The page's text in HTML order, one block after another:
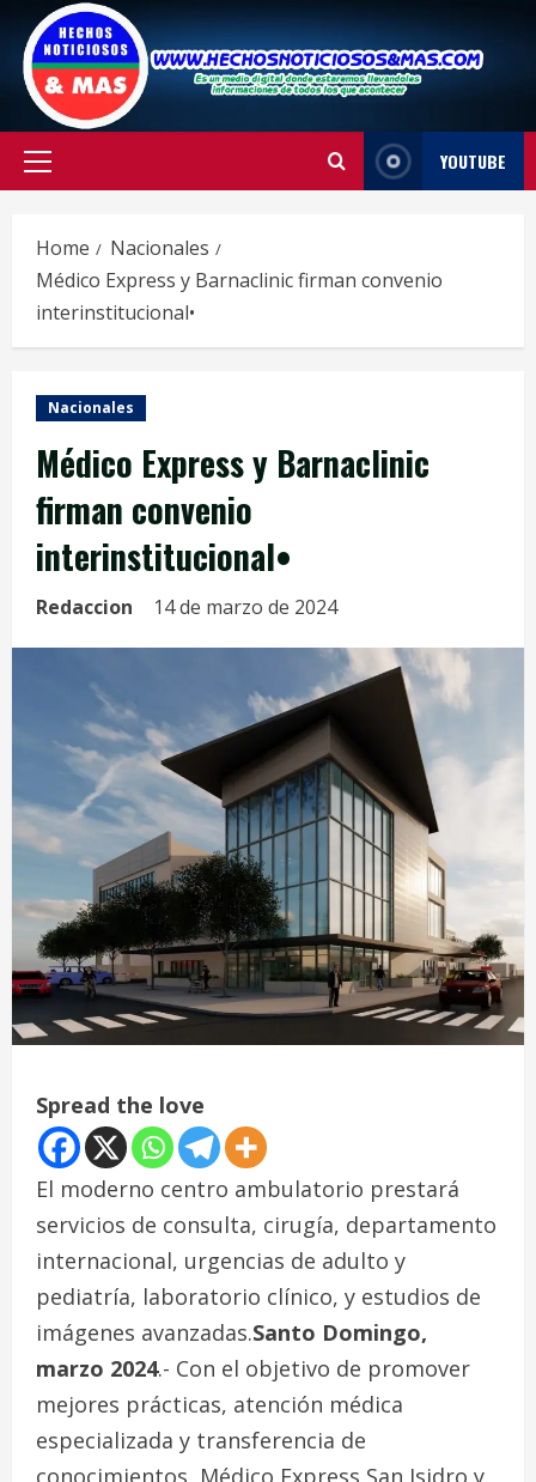
content
Primary
YOUTUBE
Home
Nacionales
Médico Express y Barnaclinic firman convenio
interinstitucional•
Nacionales
Médico Express y Barnaclinic
firman convenio
interinstitucional•
Redaccion 14 de marzo de 2024
Spread the love
El moderno centro ambulatorio prestará
servicios de consulta, cirugía, departamento
internacional, urgencias de adulto y
pediatría, laboratorio clínico, y estudios de
imágenes avanzadas.Santo Domingo,
marzo 2024.- Con el objetivo de promover
mejores prácticas, atención médica
especializada y transferencia de
conocimientos, Médico Express San Isidro y